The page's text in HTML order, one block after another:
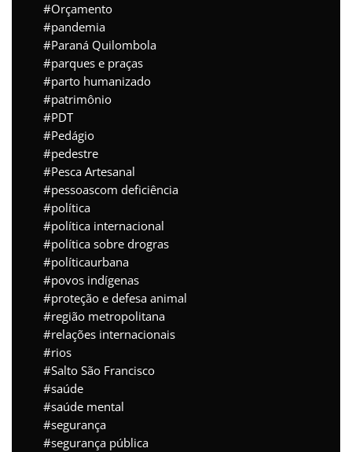
Orçamento
pandemia
Paraná Quilombola
parques e praças
parto humanizado
patrimônio
PDT
Pedágio
pedestre
Pesca Artesanal
pessoascom deficiência
política
política internacional
política sobre drogras
políticaurbana
povos indígenas
proteção e defesa animal
região metropolitana
relações internacionais
rios
Salto São Francisco
saúde
saúde mental
segurança
segurança pública